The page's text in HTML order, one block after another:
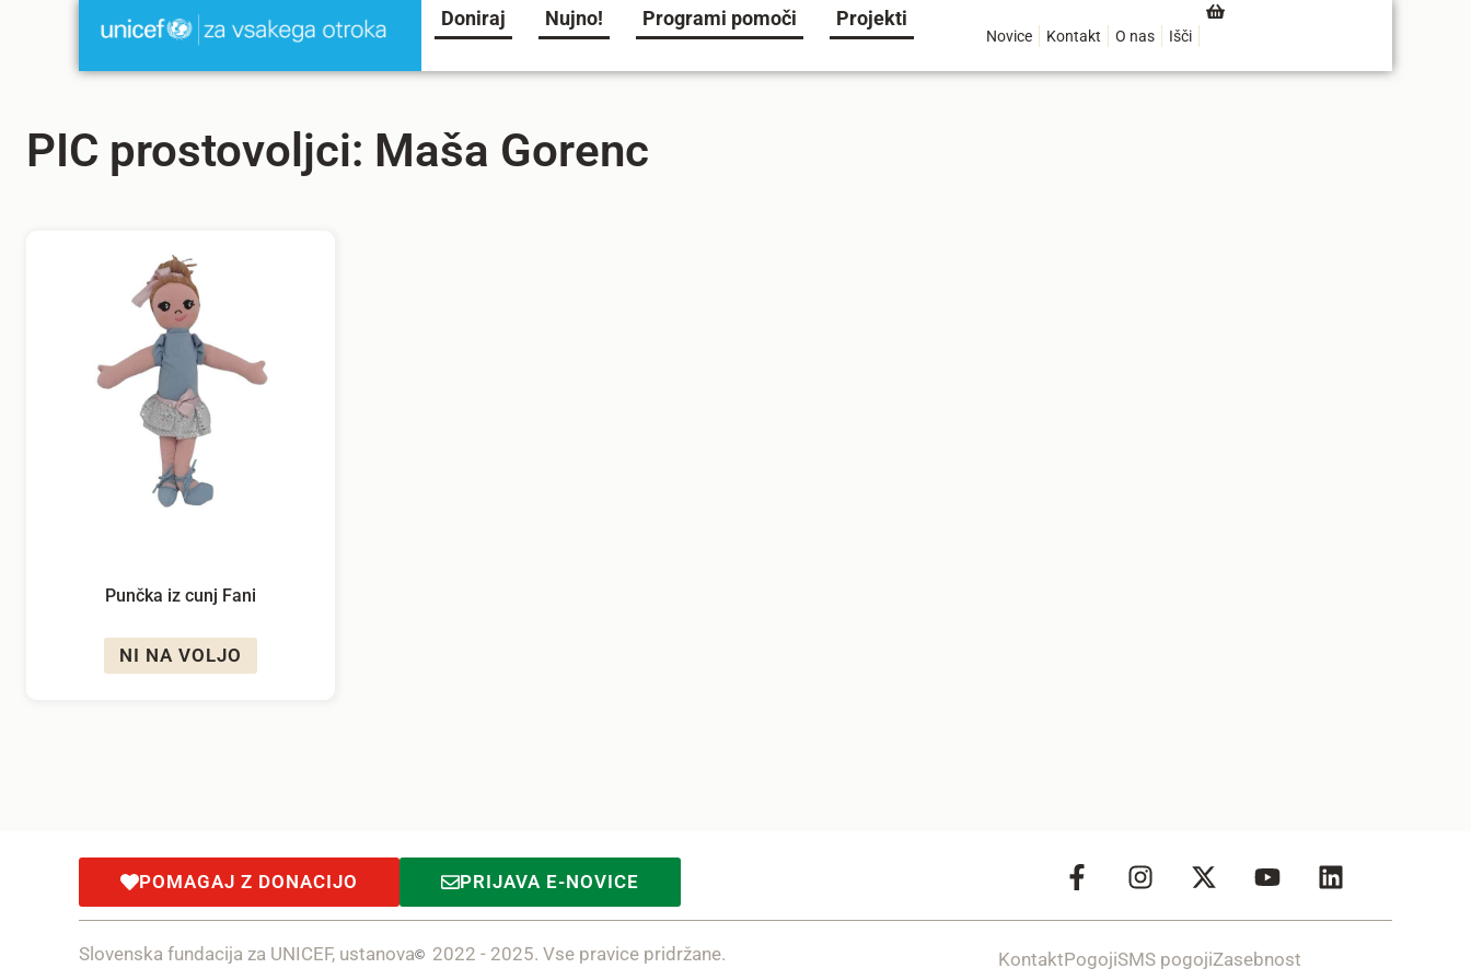
Doniraj Nujno! Programi pomoči Projekti
Novice Kontakt O nas Išči
PIC prostovoljci: Maša Gorenc
Punčka iz cunj Fani
NI NA VOLJO
POMAGAJ Z DONACIJO PRIJAVA E-NOVICE
Slovenska fundacija za UNICEF, ustanova 2022 - 2025. Vse pravice pridržane. KontaktPogojiSMS pogojiZasebnost